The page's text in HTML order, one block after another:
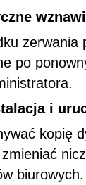
zerwania
po
i
kopię